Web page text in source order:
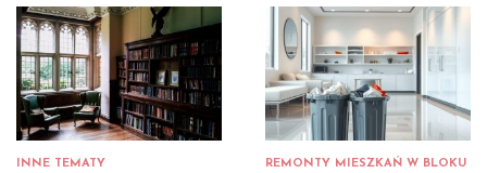
INNE TEMATY REMONTY MIESZKAŃ W BLOKU